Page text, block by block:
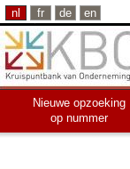
nl fr de en
Nieuwe opzoeking
op nummer